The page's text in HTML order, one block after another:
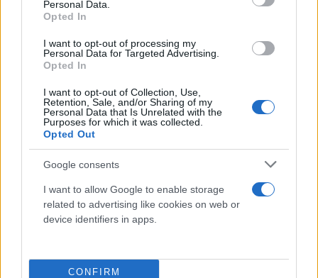
Personal Data.
Opted In
I want to opt-out of processing my
Personal Data for Targeted Advertising.
Opted In
I want to opt-out of Collection, Use,
Retention, Sale, and/or Sharing of my
Personal Data that Is Unrelated with the
Purposes for which it was collected.
Opted Out
Google consents
I want to allow Google to enable storage
related to advertising like cookies on web or
device identifiers in apps.
CONFIRM
Ταϊλάνδη: Η στιγμή που ο 14χρονος ανοίγει πυρ
σε σχολείο και προκαλεί μακελειό